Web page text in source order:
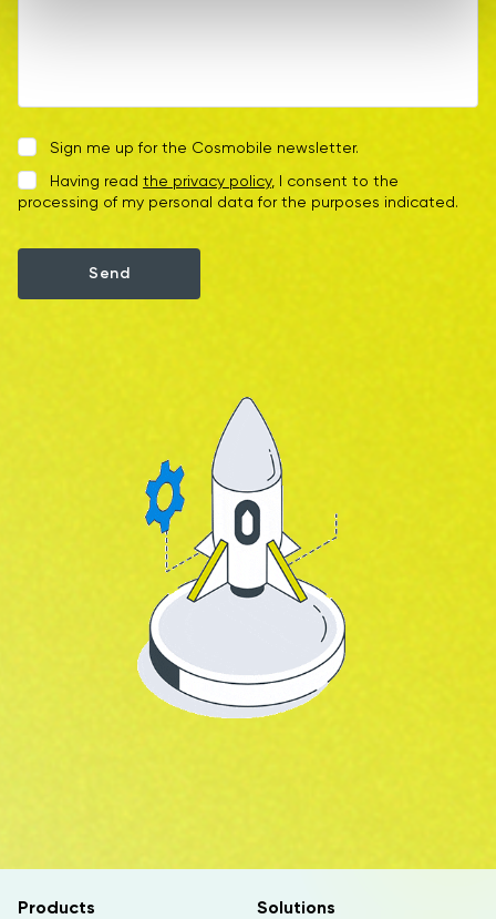
Sign me up for the Cosmobile newsletter.
Having read the privacy policy, I consent to the
processing of my personal data for the purposes indicated.
Products Solutions